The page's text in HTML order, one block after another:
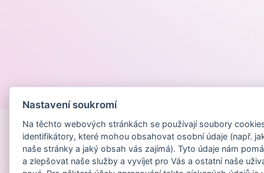
Nastavení soukromí
Na těchto webových stránkách se používají soubory
identifikátory, které mohou obsahovat osobní údaje (např.
naše stránky a jaký obsah vás zajímá). Tyto údaje nám
a zlepšovat naše služby a vyvíjet pro Vás a ostatní naše